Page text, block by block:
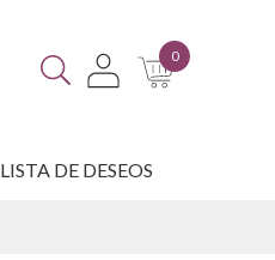
0
LISTA DE DESEOS